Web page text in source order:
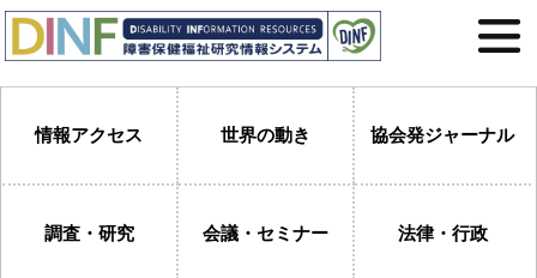
情報アクセス 世界の動き 協会発ジャーナル
調査・研究 会議・セミナー 法律・行政